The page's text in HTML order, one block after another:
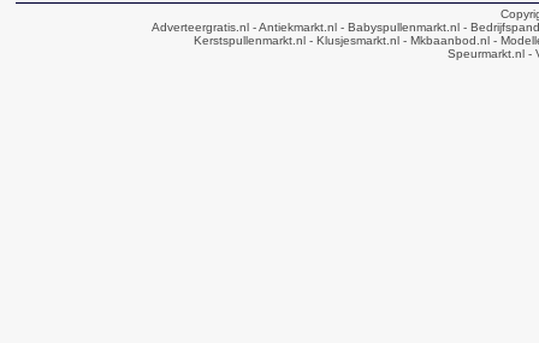
Adverteergratis.nl - Antiekmarkt.nl - Babyspullenmarkt.nl -
Kerstspullenmarkt.nl - Klusjesmarkt.nl - Mkbaanbod.nl -
Speurmarkt.nl -